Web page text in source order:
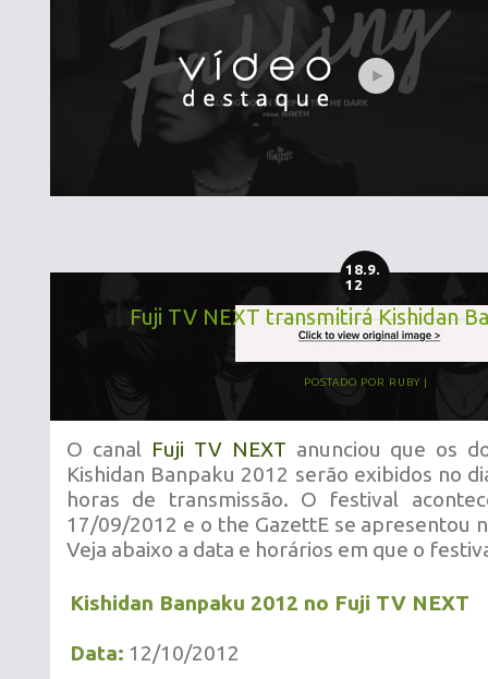
18.9.
12
Fuji TV NEXT transmitirá Kishidan
POSTADO POR RUBY
O canal Fuji TV NEXT anunciou que os
Kishidan Banpaku 2012 serão exibidos no
horas de transmissão. O festival
17/09/2012 e o the GazettE se apresentou
Veja abaixo a data e horários em que o
Kishidan Banpaku 2012 no Fuji TV NEXT
Data: 12/10/2012